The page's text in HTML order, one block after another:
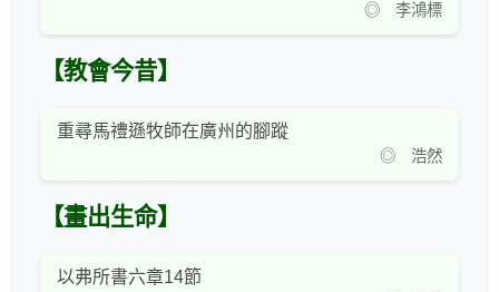
◎ 李鴻標
【教會今昔】
重尋馬禮遜牧師在廣州的腳蹤
◎ 浩然
【畫出生命】
以弗所書六章14節